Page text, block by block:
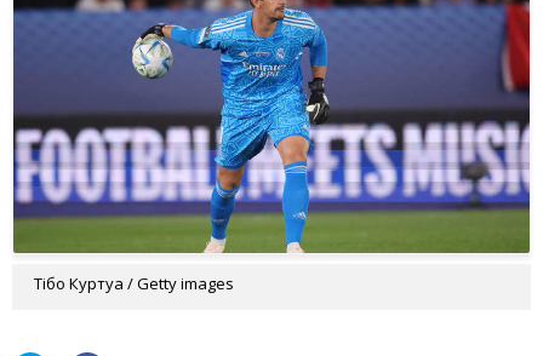
Тібо Куртуа / Getty images